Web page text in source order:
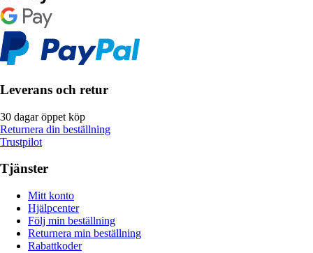
Leverans och retur
30 dagar öppet köp
Returnera din beställning
Trustpilot
Tjänster
Mitt konto
Hjälpcenter
Följ min beställning
Returnera min beställning
Rabattkoder